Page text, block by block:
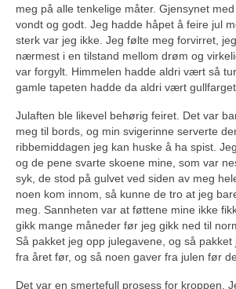
meg på alle tenkelige måter. Gjensynet
vondt og godt. Jeg hadde håpet å feire jul
sterk var jeg ikke. Jeg følte meg forvirret,
nærmest i en tilstand mellom drøm og
var forgylt. Himmelen hadde aldri vært så
gamle tapeten hadde da aldri vært
Julaften ble likevel behørig feiret. Det var
meg til bords, og min svigerinne serverte
ribbemiddagen jeg kan huske å ha spist.
og de pene svarte skoene mine, som var
syk, de stod på gulvet ved siden av meg
noen kom innom, så kunne de tro at jeg
meg. Sannheten var at føttene mine ikke
gikk mange måneder før jeg gikk ned til
Så pakket jeg opp julegavene, og så
fra året før, og så noen gaver fra julen før
Det var en smertefull prosess for kroppen.